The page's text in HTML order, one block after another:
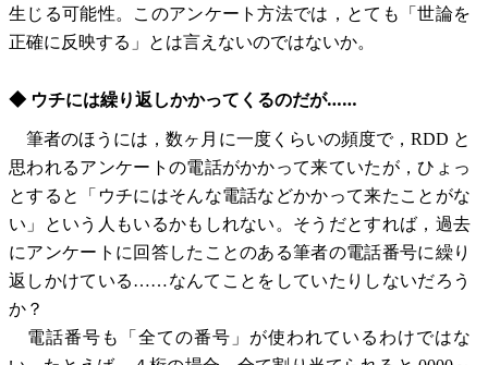
生じる可能性。このアンケート方法では，とても「世論を
正確に反映する」とは言えないのではないか。
◆ ウチには繰り返しかかってくるのだが……
筆者のほうには，数ヶ月に一度くらいの頻度で，RDD と
思われるアンケートの電話がかかって来ていたが，ひょっ
とすると「ウチにはそんな電話などかかって来たことがな
い」という人もいるかもしれない。そうだとすれば，過去
にアンケートに回答したことのある筆者の電話番号に繰り
返しかけている……なんてことをしていたりしないだろう
か？
電話番号も「全ての番号」が使われているわけではな